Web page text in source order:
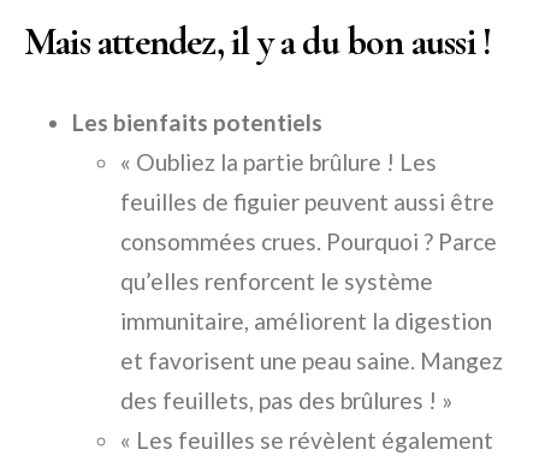
Mais attendez, il y a du bon aussi !
Les bienfaits potentiels
« Oubliez la partie brûlure ! Les
feuilles de figuier peuvent aussi être
consommées crues. Pourquoi ? Parce
qu’elles renforcent le système
immunitaire, améliorent la digestion
et favorisent une peau saine. Mangez
des feuillets, pas des brûlures ! »
« Les feuilles se révèlent également